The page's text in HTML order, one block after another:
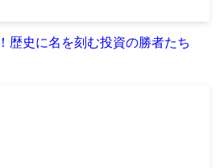
歴史に名を刻む投資の勝者たち